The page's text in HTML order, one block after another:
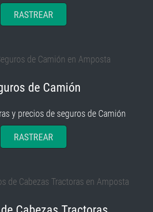
RASTREAR
de Camión
y precios de seguros de Camión
RASTREAR